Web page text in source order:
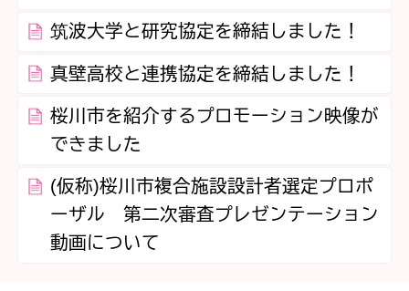
筑波大学と研究協定を締結しました！
真壁高校と連携協定を締結しました！
桜川市を紹介するプロモーション映像が
できました
(仮称)桜川市複合施設設計者選定プロポ
ーザル 第二次審査プレゼンテーション
動画について